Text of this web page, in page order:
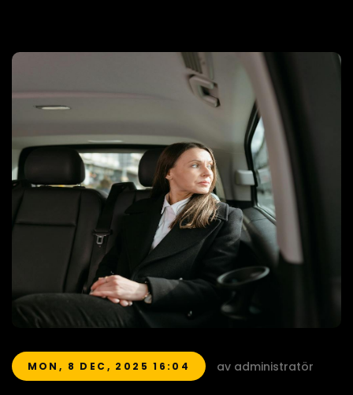
MON, 8 DEC, 2025 16:04 av administratör